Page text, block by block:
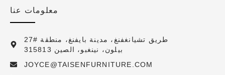
معلومات عنا
27# طريق تشيانغفنغ، مدينة بايفنغ، منطقة
بيلون، نينغبو، الصين 315813
JOYCE@TAISENFURNITURE.COM